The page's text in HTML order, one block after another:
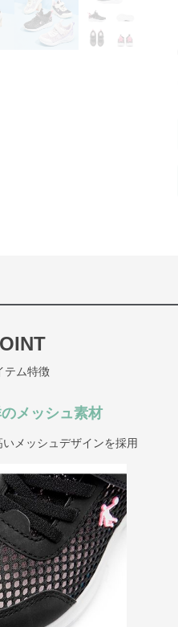
テム特徴
メッシュ素材
メッシュデザインを採用